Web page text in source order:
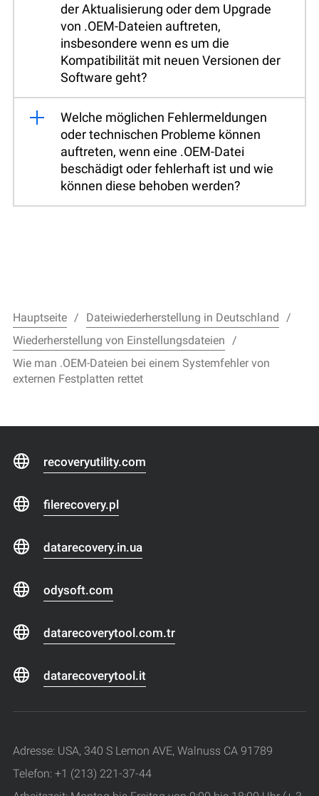
der Aktualisierung oder dem Upgrade
von .OEM-Dateien auftreten,
insbesondere wenn es um die
Kompatibilität mit neuen Versionen der
Software geht?
Welche möglichen Fehlermeldungen
oder technischen Probleme können
auftreten, wenn eine .OEM-Datei
beschädigt oder fehlerhaft ist und wie
können diese behoben werden?
Hauptseite
Dateiwiederherstellung in Deutschland
Wiederherstellung von Einstellungsdateien
Wie man .OEM-Dateien bei einem Systemfehler von
externen Festplatten rettet
recoveryutility.com
filerecovery.pl
datarecovery.in.ua
odysoft.com
datarecoverytool.com.tr
datarecoverytool.it
Adresse: USA, 340 S Lemon AVE, Walnuss CA 91789
Telefon: +1 (213) 221-37-44